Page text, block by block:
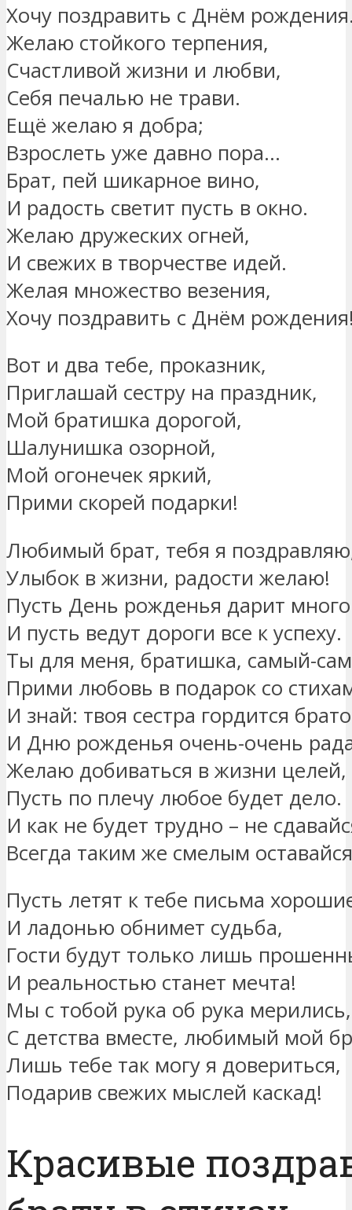
Хочу поздравить с Днём
Желаю стойкого терпения,
Счастливой жизни и любви,
Себя печалью не трави.
Ещё желаю я добра;
Взрослеть уже давно пора…
Брат, пей шикарное вино,
И радость светит пусть в окно.
Желаю дружеских огней,
И свежих в творчестве идей.
Желая множество везения,
Хочу поздравить с Днём
Вот и два тебе, проказник,
Приглашай сестру на праздник,
Мой братишка дорогой,
Шалунишка озорной,
Мой огонечек яркий,
Прими скорей подарки!
Любимый брат, тебя я
Улыбок в жизни, радости желаю!
Пусть День рожденья дарит
И пусть ведут дороги все к успеху.
Ты для меня, братишка, самый-
Прими любовь в подарок со
И знай: твоя сестра гордится
И Дню рожденья очень-очень
Желаю добиваться в жизни целей,
Пусть по плечу любое будет дело.
И как не будет трудно – не
Всегда таким же смелым
Пусть летят к тебе письма
И ладонью обнимет судьба,
Гости будут только лишь
И реальностью станет мечта!
Мы с тобой рука об рука мерились,
С детства вместе, любимый мой
Лишь тебе так могу я довериться,
Подарив свежих мыслей каскад!
Красивые